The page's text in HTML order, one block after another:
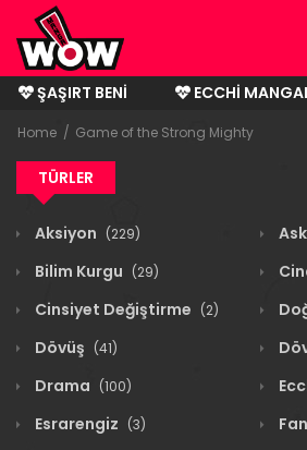
ŞAŞIRT BENI
ECCHI
BITMIŞ MANGALAR
Home Game of the Strong Mighty
TÜRLER
Aksiyon (229)
Bilim Kurgu (29)
Cinsiyet Değiştirme (2)
Dövüş (41)
Drama (100)
Esrarengiz (3)